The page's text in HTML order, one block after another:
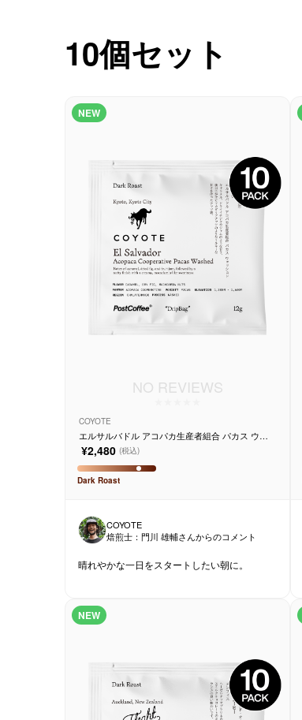
10個セット
NEW
NO REVIEWS
COYOTE
エルサルバドル アコパカ生産者組合 パカス ウォ
ッシュド 10個入り
¥2,480 (税込)
Dark Roast
COYOTE
焙煎士： 門川 雄輔さんからのコメント
晴れやかな一日をスタートしたい朝に。
NEW